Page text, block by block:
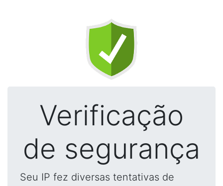
Verificação
de segurança
Seu IP fez diversas tentativas de